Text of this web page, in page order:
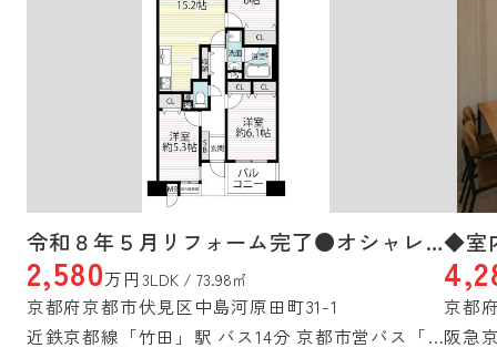
- - - - - - - - - -
伏見区の不動産のことならハウスプロジェクト
にお任せください。
伏見区を中心に、京都市・宇治市・城陽市、亀岡
市、南丹市、また滋賀県など周辺の幅広いエリア
の物件にも対応いたします。
不動産の購入・売却・賃貸・賃貸管理・リフォ
ームを幅広く取り扱う総合不動産会社
新築戸建や中古戸建や中古マンションの購入・
売却、田舎物件、賃貸、管理のご相談も対応可
能です。
１０年以上のキャリアがある地域の物件情報に詳
しいスタッフが対応しますので、ご安心くださ
い。
京都で不動産をお探しの方、住み替えや買い替え
令和８年５月リフォーム完了●オシャレな内装の３ＬＤＫ●家具・照明付き●グランデュール鴨川Ⅱ番館
2,580万円 3LDK / 73.98㎡
京都府京都市伏見区中島河原田町31-1
近鉄京都線「竹田」駅 バス14分 京都市営バス「赤池（京都府）」 停歩4分
京都
阪急